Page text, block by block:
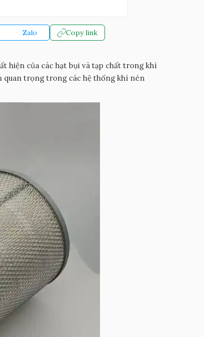
Zalo Copy link
hiện của các hạt bụi và tạp chất trong khí
quan trọng trong các hệ thống khí nén